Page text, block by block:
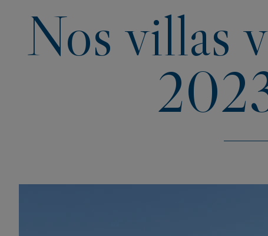
Nos villas